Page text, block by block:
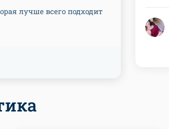
лучше всего подходит